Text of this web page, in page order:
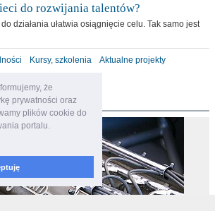
że
prywatności oraz
plików cookie do
portalu.
do rozwijania talentów?
działania ułatwia osiągnięcie celu. Tak samo jest
Kursy, szkolenia
Aktualne projekty